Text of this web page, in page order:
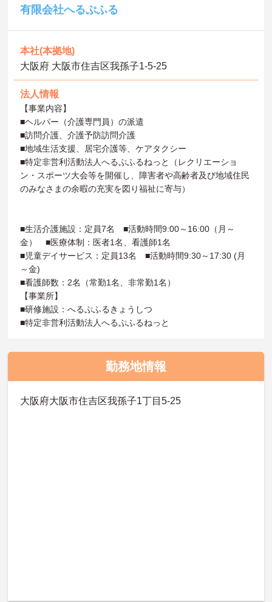
有限会社へるぷふる
本社(本拠地)
大阪府 大阪市住吉区我孫子1-5-25
法人情報
【事業内容】
■ヘルパー（介護専門員）の派遣
■訪問介護、介護予防訪問介護
■地域生活支援、居宅介護等、ケアタクシー
■特定非営利活動法人へるぷふるねっと（レクリエーショ
ン・スポーツ大会等を開催し、障害者や高齢者及び地域住民
のみなさまの余暇の充実を図り福祉に寄与）
■生活介護施設：定員7名 ■活動時間9:00～16:00（月～
金） ■医療体制：医者1名、看護師1名
■児童デイサービス：定員13名 ■活動時間9:30～17:30 (月
～金)
■看護師数：2名（常勤1名、非常勤1名）
【事業所】
■研修施設：へるぷふるきょうしつ
■特定非営利活動法人へるぷふるねっと
勤務地情報
大阪府大阪市住吉区我孫子1丁目5-25